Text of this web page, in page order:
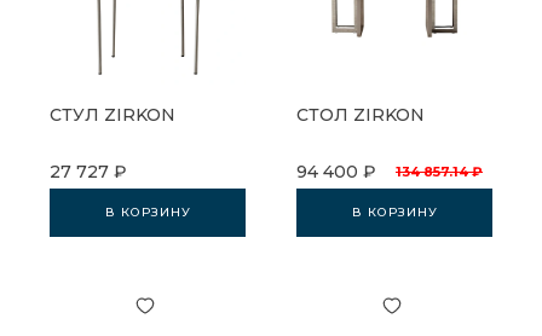
СТУЛ ZIRKON
27 727 ₽
В КОРЗИНУ
СТОЛ ZIRKON
94 400 ₽ 134 857.14 ₽
В КОРЗИНУ